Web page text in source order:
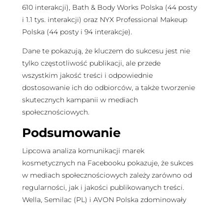
610 interakcji), Bath & Body Works Polska (44 posty
i 1.1 tys. interakcji) oraz NYX Professional Makeup
Polska (44 posty i 94 interakcje).
Dane te pokazują, że kluczem do sukcesu jest nie
tylko częstotliwość publikacji, ale przede
wszystkim jakość treści i odpowiednie
dostosowanie ich do odbiorców, a także tworzenie
skutecznych kampanii w mediach
społecznościowych.
Podsumowanie
Lipcowa analiza komunikacji marek
kosmetycznych na Facebooku pokazuje, że sukces
w mediach społecznościowych zależy zarówno od
regularności, jak i jakości publikowanych treści.
Wella, Semilac (PL) i AVON Polska zdominowały